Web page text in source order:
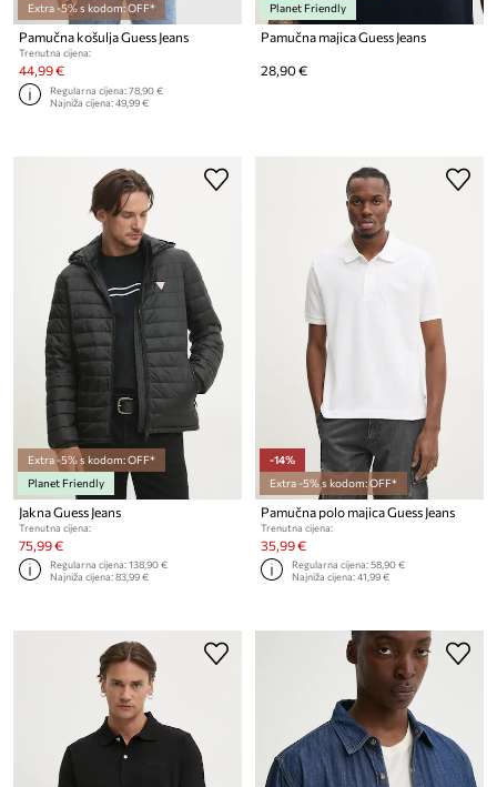
Extra -5% s kodom: OFF*
Pamučna košulja Guess Jeans
Trenutna cijena:
44,99 €
Regularna cijena:78,90 €
Najniža cijena:49,99 €
Planet Friendly
Pamučna majica Guess Jeans
28,90 €
Extra -5% s kodom: OFF*
Planet Friendly
Jakna Guess Jeans
Trenutna cijena:
75,99 €
Regularna cijena:138,90 €
Najniža cijena:83,99 €
-14%
Extra -5% s kodom: OFF*
Pamučna polo majica Guess Jeans
Trenutna cijena:
35,99 €
Regularna cijena:58,90 €
Najniža cijena:41,99 €